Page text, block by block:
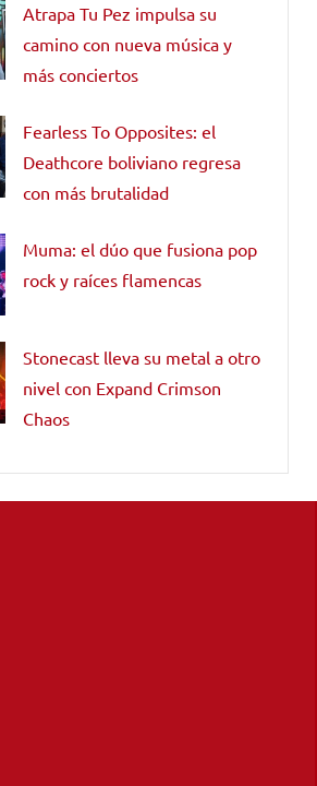
Atrapa Tu Pez impulsa su
camino con nueva música y
más conciertos
Fearless To Opposites: el
Deathcore boliviano regresa
con más brutalidad
Muma: el dúo que fusiona pop
rock y raíces flamencas
Stonecast lleva su metal a otro
nivel con Expand Crimson
Chaos